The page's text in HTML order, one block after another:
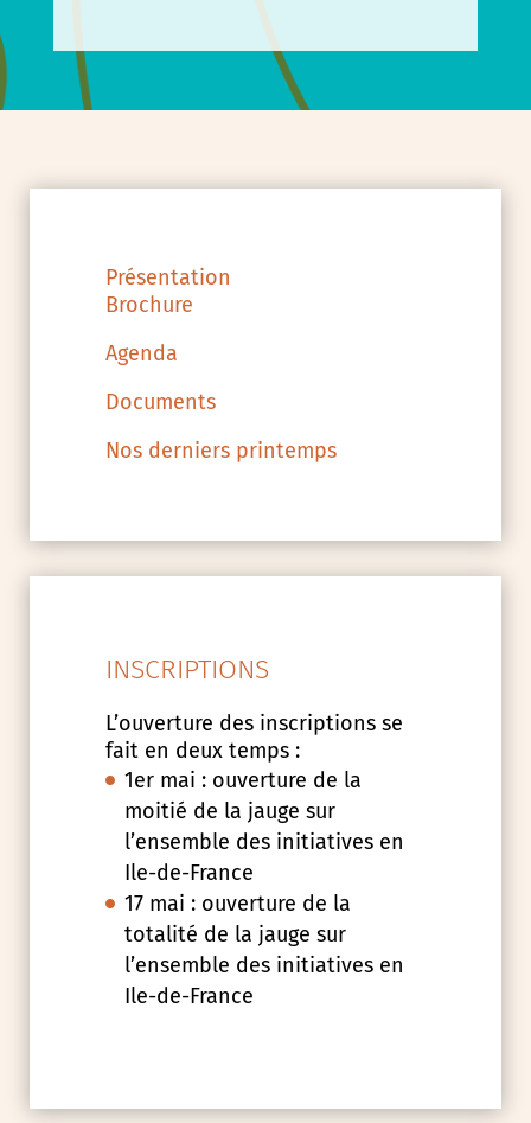
Présentation
Brochure
Agenda
Documents
Nos derniers printemps
INSCRIPTIONS
L’ouverture des inscriptions se
fait en deux temps :
1er mai : ouverture de la
moitié de la jauge sur
l’ensemble des initiatives en
Ile-de-France
17 mai : ouverture de la
totalité de la jauge sur
l’ensemble des initiatives en
Ile-de-France